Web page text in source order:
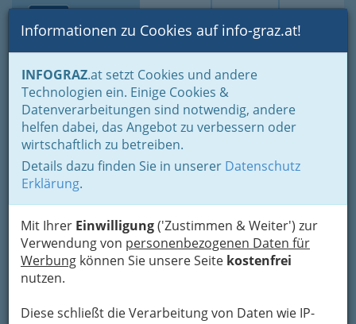
Suche Login Toggle
Informationen zu Cookies auf info-graz.at!
INFOGRAZ.at setzt Cookies und andere
Technologien ein. Einige Cookies &
Datenverarbeitungen sind notwendig, andere
helfen dabei, das Angebot zu verbessern oder
wirtschaftlich zu betreiben.
Details dazu finden Sie in unserer Datenschutz
Erklärung.
Mit Ihrer Einwilligung('Zustimmen & Weiter') zur
Verwendung von personenbezogenen Daten für
Werbung können Sie unsere Seite kostenfrei
nutzen.
Diese schließt die Verarbeitung von Daten wie IP-
Home Fotos
Werner Kogler im Gespräch
mit Ernst Sittinger
Previous